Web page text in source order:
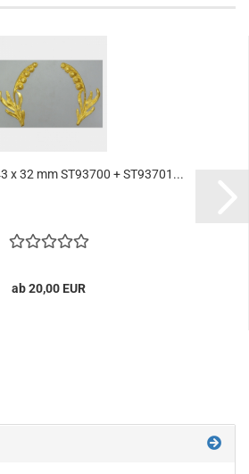
x 32 mm ST93700 + ST93701...
ab 20,00 EUR